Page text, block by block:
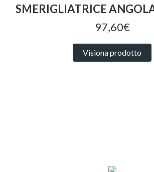
SMERIGLIATRICE
97,60€
Visiona prodotto